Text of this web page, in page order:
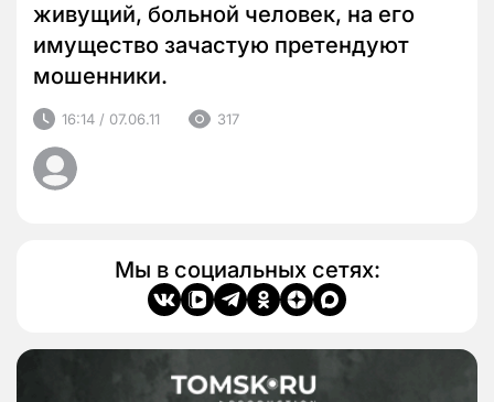
живущий, больной человек, на его
имущество зачастую претендуют
мошенники.
16:14 / 07.06.11 317
Мы в социальных сетях: